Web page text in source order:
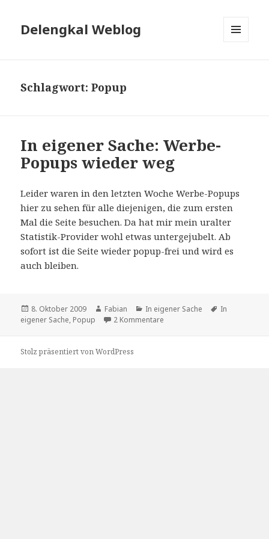
Delengkal Weblog
Schlagwort:Popup
In eigener Sache: Werbe-
Popups wieder weg
Leider waren in den letzten Woche Werbe-Popups
hier zu sehen für alle diejenigen, die zum ersten
Mal die Seite besuchen. Da hat mir mein uralter
Statistik-Provider wohl etwas untergejubelt. Ab
sofort ist die Seite wieder popup-frei und wird es
auch bleiben.
Veröffentlicht
am
8. Oktober 2009 Autor
Fabian Kategorien
In eigener Sache Schlagwörter
In
eigener Sache, Popup 2 Kommentare
Stolz präsentiert von WordPress